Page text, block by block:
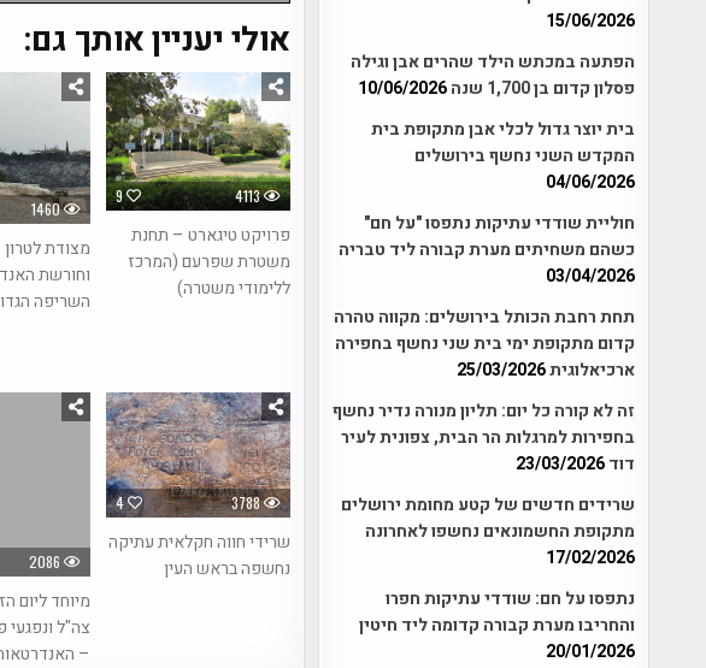
אולי יעניין אותך גם:
1460
מצודת לטרון
וחורשת
השריפה
9 4113
פרויקט טיגארט – תחנת
משטרת שפרעם (המרכז
ללימודי משטרה)
2086
מיוחד ליום
צה"ל ונפגעי
–
4 3788
שרידי חווה חקלאית עתיקה
נחשפה בראש העין
15/06/2026
הפתעה במכתש הילד שהרים אבן וגילה
פסלון קדום בן 1,700 שנה
10/06/2026
בית יוצר גדול לכלי אבן מתקופת בית
המקדש השני נחשף בירושלים
04/06/2026
חוליית שודדי עתיקות נתפסו "על חם"
כשהם משחיתים מערת קבורה ליד טבריה
03/04/2026
תחת רחבת הכותל בירושלים: מקווה טהרה
קדום מתקופת ימי בית שני נחשף בחפירה
ארכיאלוגית25/03/2026
זה לא קורה כל יום: תליון מנורה נדיר נחשף
בחפירות למרגלות הר הבית, צפונית לעיר
דוד23/03/2026
שרידים חדשים של קטע מחומת ירושלים
מתקופת החשמונאים נחשפו לאחרונה
17/02/2026
נתפסו על חם: שודדי עתיקות חפרו
והחריבו מערת קבורה קדומה ליד חיטין
20/01/2026